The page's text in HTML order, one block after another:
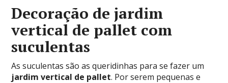
Decoração de jardim
vertical de pallet com
suculentas
As suculentas são as queridinhas para se fazer um
jardim vertical de pallet. Por serem pequenas e